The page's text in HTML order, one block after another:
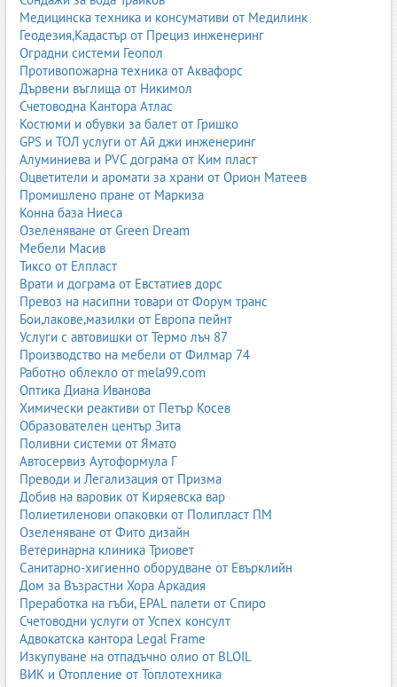
Белодробните заболявания могат да бъдат причинени от
множество фактори – генетични, екологични, професионални
или свързани с начина на живот.
Тютюнопушене
Най-значимият рисков фактор за ХОББ, рак на белия дроб и
хронични възпаления.
Замърсен въздух
Градската среда, индустриалните зони и фините прахови
частици увеличават риска от хронични заболявания.
Алергени
Прах, полени, плесени и животински косми могат да
предизвикат астма и алергични реакции.
Инфекции
Чести вирусни и бактериални инфекции отслабват
белодробната функция.
Професионални рискове
Работа с химикали, прах, газове или в лошо вентилирани
помещения.
Генетични фактори
Някои заболявания, като кистична фиброза или алфа-1
антитрипсинов дефицит, имат наследствен характер.
Онлайн консултации и телемедицина
Онлайн консултациите стават все по-популярни в
белодробната медицина, особено след увеличената нужда от
дистанционни прегледи. Те позволяват на пациентите да
получат професионално мнение, без да посещават клиниката
Медицинска техника и консумативи от Медилинк
Геодезия,Кадастър от Прециз инженеринг
Оградни системи Геопол
Противопожарна техника от Аквафорс
Дървени въглища от Никимол
Счетоводна Кантора Атлас
Костюми и обувки за балет от Гришко
GPS и ТОЛ услуги от Ай джи инженеринг
Алуминиева и PVC дограма от Ким пласт
Оцветители и аромати за храни от Орион Матеев
Промишлено пране от Маркиза
Конна база Ниеса
Озеленяване от Green Dream
Мебели Масив
Тиксо от Елпласт
Врати и дограма от Евстатиев дорс
Превоз на насипни товари от Форум транс
Бои,лакове,мазилки от Европа пейнт
Услуги с автовишки от Термо лъч 87
Производство на мебели от Филмар 74
Работно облекло от mela99.com
Оптика Диана Иванова
Химически реактиви от Петър Косев
Образователен център Зита
Поливни системи от Ямато
Автосервиз Аутоформула Г
Преводи и Легализация от Призма
Добив на варовик от Киряевска вар
Полиетиленови опаковки от Полипласт ПМ
Озеленяване от Фито дизайн
Ветеринарна клиника Триовет
Санитарно-хигиенно оборудване от Евърклийн
Дом за Възрастни Хора Аркадия
Преработка на гъби, EPAL палети от Спиро
Счетоводни услуги от Успех консулт
Адвокатска кантора Legal Frame
Изкупуване на отпадъчно олио от BLOIL
ВИК и Отопление от Топлотехника